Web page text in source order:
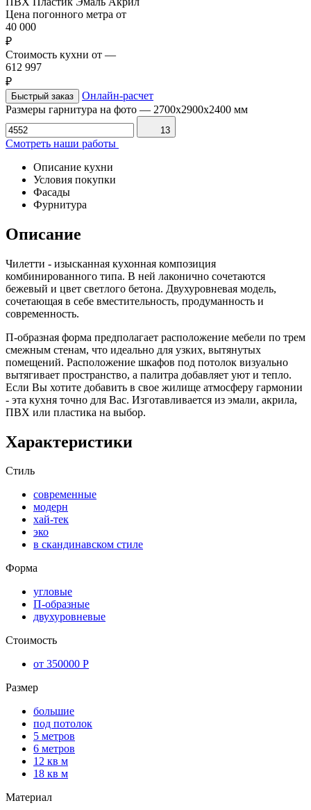
Цена погонного метра от
40 000
₽
Стоимость кухни от —
612 997
₽
Быстрый заказ
Онлайн-расчет
Размеры гарнитура на фото — 2700х2900х2400 мм
13
Смотреть наши работы
Описание кухни
Условия покупки
Фасады
Фурнитура
Описание
Чилетти - изысканная кухонная композиция
комбинированного типа. В ней лаконично сочетаются
бежевый и цвет светлого бетона. Двухуровневая модель,
сочетающая в себе вместительность, продуманность и
современность.
П-образная форма предполагает расположение мебели по трем
смежным стенам, что идеально для узких, вытянутых
помещений. Расположение шкафов под потолок визуально
вытягивает пространство, а палитра добавляет уют и тепло.
Если Вы хотите добавить в свое жилище атмосферу гармонии
- эта кухня точно для Вас. Изготавливается из эмали, акрила,
ПВХ или пластика на выбор.
Характеристики
Стиль
современные
модерн
хай-тек
эко
в скандинавском стиле
Форма
угловые
П-образные
двухуровневые
Стоимость
от 350000 Р
Размер
большие
под потолок
5 метров
6 метров
12 кв м
18 кв м
Материал